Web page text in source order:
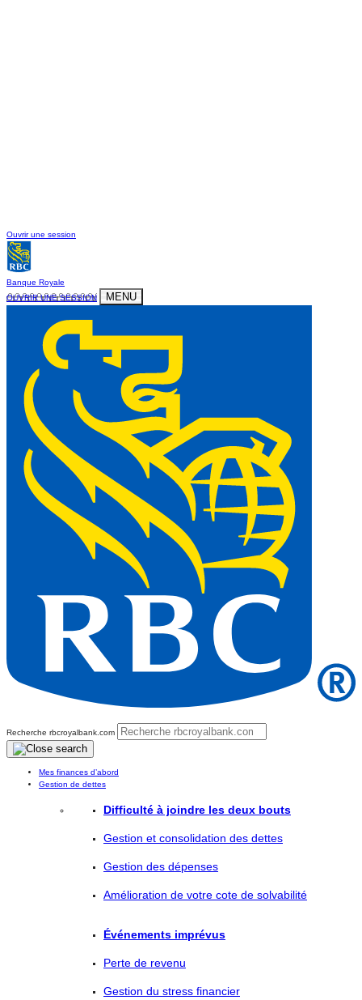
Ouvrir une session
Banque Royale
OUVRIR UNE SESSION
MENU
Recherche rbcroyalbank.com
Mes finances d’abord
Gestion de dettes
Difficulté à joindre les deux bouts
Gestion et consolidation des dettes
Gestion des dépenses
Amélioration de votre cote de solvabilité
Événements imprévus
Perte de revenu
Gestion du stress financier